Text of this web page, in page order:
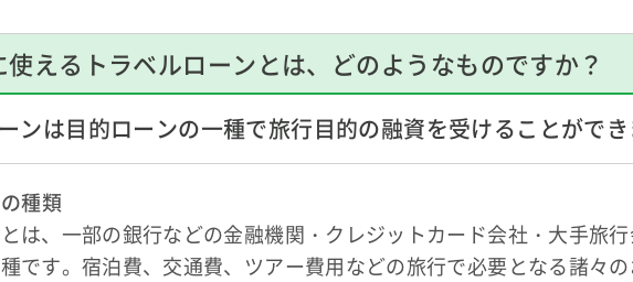
えるトラベルローンとは、どのようなものですか？
ンは目的ローンの一種で旅行目的の融資を受けることがで
種類
は、一部の銀行などの金融機関・クレジットカード会社・大手旅
です。宿泊費、交通費、ツアー費用などの旅行で必要となる諸々